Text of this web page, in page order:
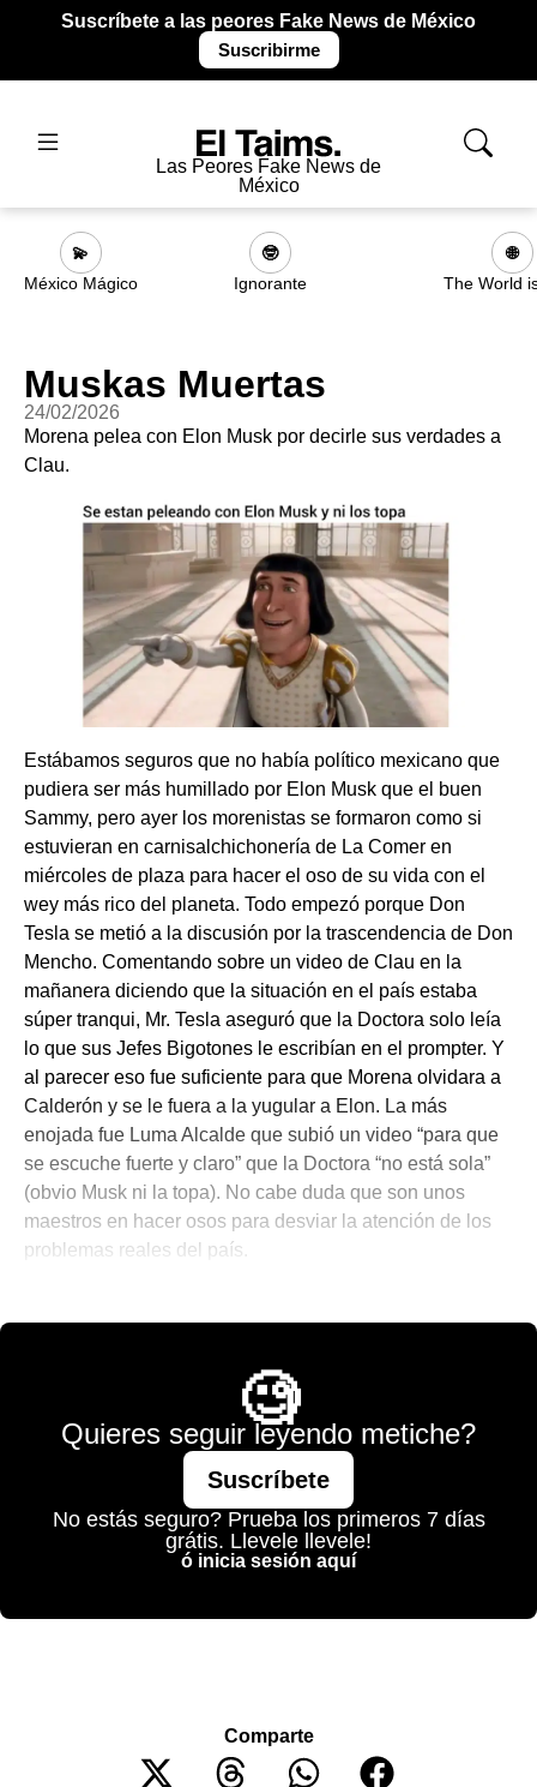
Suscríbete a las peores Fake News de México
Suscribirme
Las Peores Fake News de
México
💫
México Mágico
🤓
Ignorante
🌐
The World
Muskas Muertas
24/02/2026
Morena pelea con Elon Musk por decirle sus verdades a
Clau.
Estábamos seguros que no había político mexicano que
pudiera ser más humillado por Elon Musk que el buen
Sammy, pero ayer los morenistas se formaron como si
estuvieran en carnisalchichonería de La Comer en
miércoles de plaza para hacer el oso de su vida con el
wey más rico del planeta. Todo empezó porque Don
Tesla se metió a la discusión por la trascendencia de Don
Mencho. Comentando sobre un video de Clau en la
mañanera diciendo que la situación en el país estaba
súper tranqui, Mr. Tesla aseguró que la Doctora solo leía
lo que sus Jefes Bigotones le escribían en el prompter. Y
al parecer eso fue suficiente para que Morena olvidara a
Calderón y se le fuera a la yugular a Elon. La más
enojada fue Luma Alcalde que subió un video “para que
se escuche fuerte y claro” que la Doctora “no está sola”
(obvio Musk ni la topa). No cabe duda que son unos
maestros en hacer osos para desviar la atención de los
problemas reales del país.
🧐
Quieres seguir leyendo metiche?
Suscríbete
No estás seguro? Prueba los primeros 7 días
grátis. Llevele llevele!
ó inicia sesión aquí
Comparte